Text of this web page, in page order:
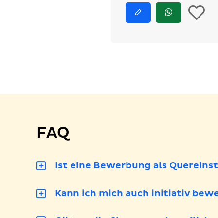
Jetzt
bewerben
Jetzt
via
In
FAQ
Ist eine Bewerbung als
Kann ich mich auch initiativ